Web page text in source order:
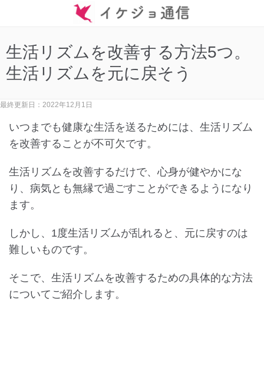
生活リズムを改善する方法5つ。
生活リズムを元に戻そう
最終更新日：2022年12月1日
いつまでも健康な生活を送るためには、生活リズム
を改善することが不可欠です。
生活リズムを改善するだけで、心身が健やかにな
り、病気とも無縁で過ごすことができるようになり
ます。
しかし、1度生活リズムが乱れると、元に戻すのは
難しいものです。
そこで、生活リズムを改善するための具体的な方法
についてご紹介します。